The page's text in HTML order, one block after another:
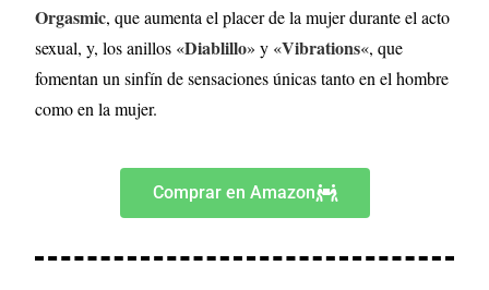
Orgasmic, que aumenta el placer de la mujer durante el acto
sexual, y, los anillos «Diablillo» y «Vibrations«, que
fomentan un sinfín de sensaciones únicas tanto en el hombre
como en la mujer.
Comprar en Amazon